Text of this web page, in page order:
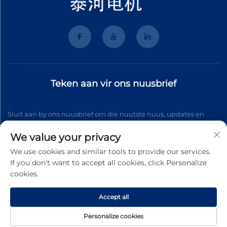
Teken aan vir ons nuusbrief
Sluit aan by ons nuusbrief om die nuutste nuus, updates en
Teken aan
Kopiereg © 2026 Wenzhou Tyhe Motor Co.,ltd. Alle regte
We value your privacy
We use cookies and similar tools to provide our services.
If you don't want to accept all cookies, click Personalize
cookies.
Personalize cookies
Accept all